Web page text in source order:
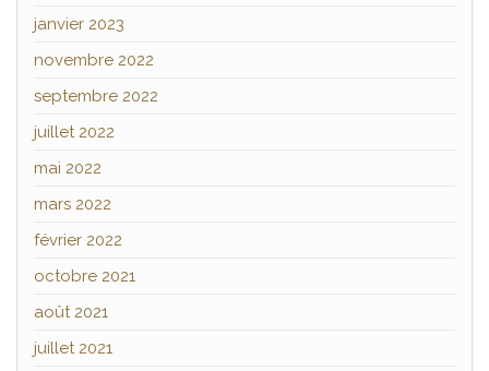
janvier 2023
novembre 2022
septembre 2022
juillet 2022
mai 2022
mars 2022
février 2022
octobre 2021
août 2021
juillet 2021